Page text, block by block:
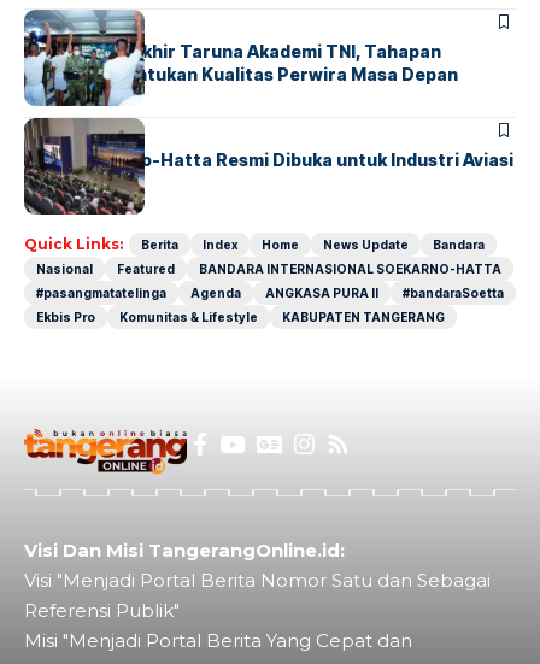
BERITA
Sidang Pantukhir Taruna Akademi TNI, Tahapan
Strategis Tentukan Kualitas Perwira Masa Depan
BANDARA BERITA
IALC Soekarno-Hatta Resmi Dibuka untuk Industri Aviasi
Dunia
Quick Links: Berita Index Home News Update
Bandara
Nasional
Featured
BANDARA INTERNASIONAL SOEKARNO-HATTA
#pasangmatatelinga
Agenda ANGKASA PURA II
#bandaraSoetta
Ekbis Pro
Komunitas & Lifestyle KABUPATEN TANGERANG
Visi Dan Misi TangerangOnline.id:
Visi "Menjadi Portal Berita Nomor Satu dan Sebagai
Referensi Publik"
Misi "Menjadi Portal Berita Yang Cepat dan